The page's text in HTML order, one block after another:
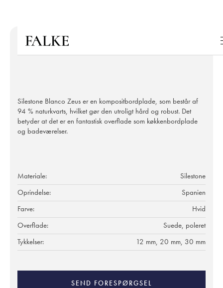
Silestone Blanco Zeus er en kompositbordplade, som består af
94 % naturkvarts, hvilket gør den utroligt hård og robust. Det
betyder at det er en fantastisk overflade som køkkenbordplade
og badeværelser.
Materiale:
Silestone
Oprindelse:
Spanien
Farve:
Hvid
Overflade:
Suede, poleret
Tykkelser:
12 mm, 20 mm, 30 mm
SEND FORESPØRGSEL